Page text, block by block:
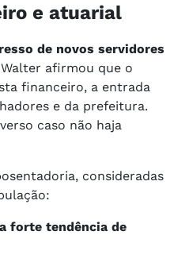
e atuarial
de novos servidores
afirmou que o
financeiro, a entrada
e da prefeitura.
caso não haja
consideradas
forte tendência de